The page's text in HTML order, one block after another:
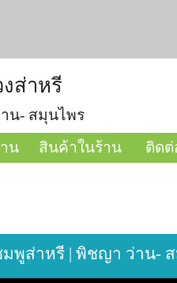
ส่าหรี
น- สมุนไพร
น
สินค้าในร้าน ติด
พูส่าหรี | พิชญา ว่าน-